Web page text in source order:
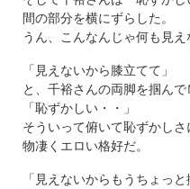
間の部分を横にずらした。
うん、こんなんじゃ何も見え
「見えないから膝立てて」
と、千裕さんの両脚を掴んで
「恥ずかしい・・」
そういって俯いて恥ずかしさ
物凄くエロい格好だ。
「見えないからもうちょっと